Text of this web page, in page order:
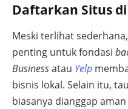
Daftarkan Situs
Meski terlihat
penting untuk fondasi
Businessatau Yelp
bisnis lokal. Selain itu,
biasanya dianggap